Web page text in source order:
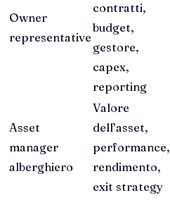
Owner
representative
contratti,
budget,
gestore,
capex,
reporting
Asset
manager
alberghiero
Valore
dell’asset,
performance,
rendimento,
exit strategy